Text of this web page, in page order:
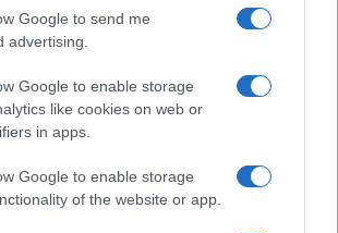
Google to send me
advertising.
Google to enable storage
like cookies on web or
in apps.
Google to enable storage
of the website or app.